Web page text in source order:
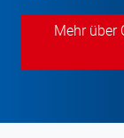
Mehr über